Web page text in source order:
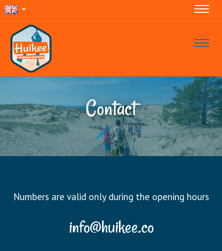
Contact
-
Numbers are valid only during the opening hours
info@huikee.co